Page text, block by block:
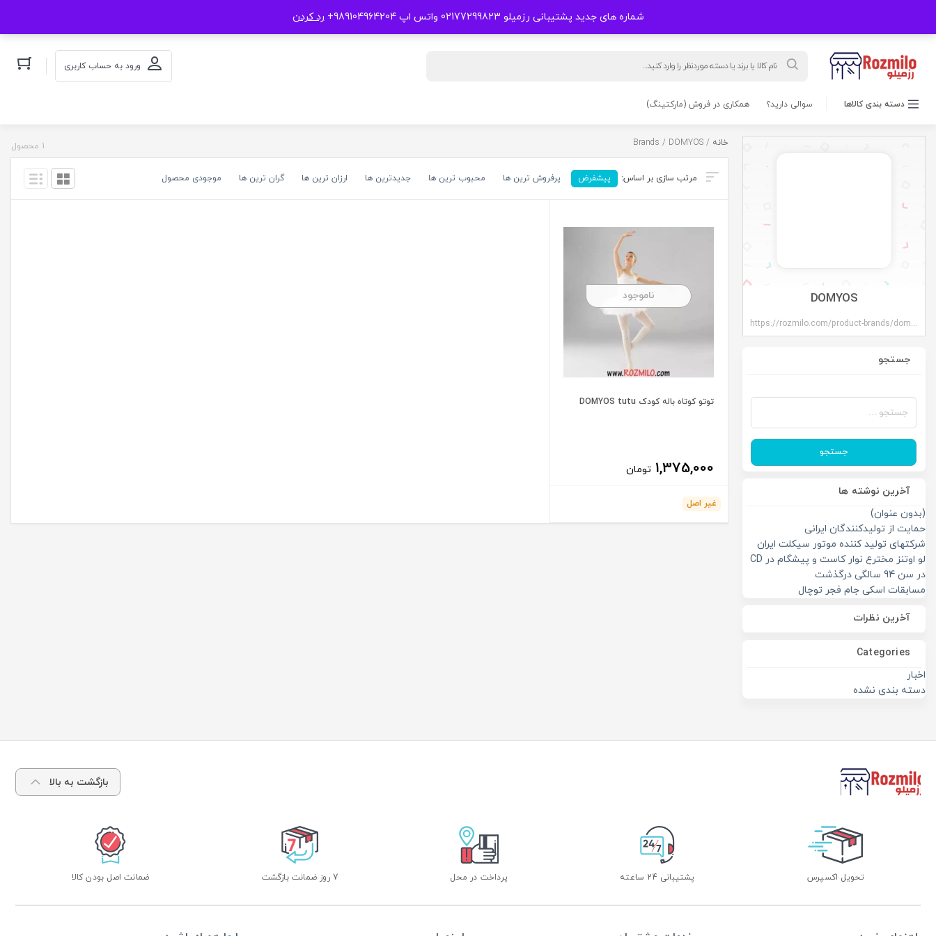
شماره های جدید پشتیبانی رزمیلو 02177299823 واتس اپ 989104964204+ رد کردن
search ورود به حساب کاربری
دسته بندی کالاها سوالی دارید؟ همکاری در فروش (مارکتینگ)
DOMYOS
https://rozmilo.com/product-brands/domyos/
جستجو
جستجو
آخرین نوشته ها
(بدون عنوان)
حمایت از تولیدکنندگان ایرانی
شرکتهای تولید کننده موتور سیکلت ایران
لو اوتنز مخترع نوار کاست و پیشگام در CD
در سن 94 سالگی درگذشت
مسابقات اسکی جام فجر توچال
آخرین نظرات
Categories
اخبار
دسته بندی نشده
خانه / Brands / DOMYOS 1 محصول
پیشفرض پرفروش ترین ها محبوب ترین ها جدیدترین ها ارزان ترین ها گران ترین ها موجودی محصول
ناموجود
توتو کوتاه باله کودک DOMYOS tutu
1,375,000 تومان
غیر اصل
بازگشت به بالا
تحویل اکسپرس پشتیبانی 24 ساعته پرداخت در محل 7 روز ضمانت بازگشت ضمانت اصل بودن کالا